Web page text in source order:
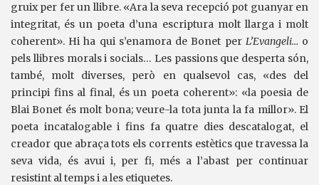
gruix per fer un llibre. «Ara la seva recepció pot guanyar en
integritat, és un poeta d’una escriptura molt llarga i molt
coherent». Hi ha qui s’enamora de Bonet per L’Evangeli… o
pels llibres morals i socials… Les passions que desperta són,
també, molt diverses, però en qualsevol cas, «des del
principi fins al final, és un poeta coherent»: «la poesia de
Blai Bonet és molt bona; veure-la tota junta la fa millor». El
poeta incatalogable i fins fa quatre dies descatalogat, el
creador que abraça tots els corrents estètics que travessa la
seva vida, és avui i, per fi, més a l’abast per continuar
resistint al temps i a les etiquetes.